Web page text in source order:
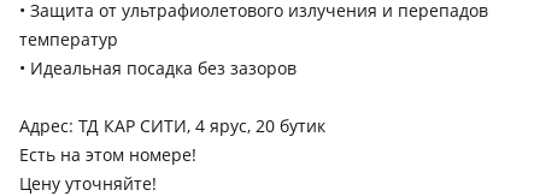
• Защита от ультрафиолетового излучения и перепадов
температур
• Идеальная посадка без зазоров
Адрес: ТД КАР СИТИ, 4 ярус, 20 бутик
Есть на этом номере!
Цену уточняйте!